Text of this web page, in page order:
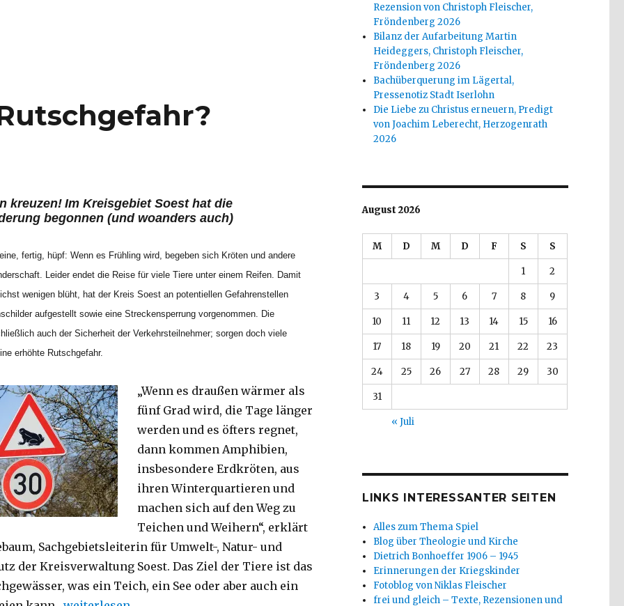
kreuzen! Im Kreisgebiet Soest hat die
begonnen (und woanders auch)
fertig, hüpf: Wenn es Frühling wird, begeben sich Kröten und andere
Leider endet die Reise für viele Tiere unter einem Reifen. Damit
wenigen blüht, hat der Kreis Soest an potentiellen Gefahrenstellen
aufgestellt sowie eine Streckensperrung vorgenommen. Die
auch der Sicherheit der Verkehrsteilnehmer; sorgen doch viele
erhöhte Rutschgefahr.
„Wenn es draußen wärmer als
fünf Grad wird, die Tage länger
werden und es öfters regnet,
dann kommen Amphibien,
insbesondere Erdkröten, aus
ihren Winterquartieren und
machen sich auf den Weg zu
Teichen und Weihern“, erklärt
Sachgebietsleiterin für Umwelt-, Natur- und
der Kreisverwaltung Soest. Das Ziel der Tiere ist das
was ein Teich, ein See oder aber auch ein
Rezension von Christoph Fleischer,
Fröndenberg 2026
Bilanz der Aufarbeitung Martin
Heideggers, Christoph Fleischer,
Fröndenberg 2026
Bachüberquerung im Lägertal,
Pressenotiz Stadt Iserlohn
Die Liebe zu Christus erneuern, Predigt
von Joachim Leberecht, Herzogenrath
2026
August 2026
M D M D F S S
1 2
3 4 5 6 7 8 9
10 11 12 13 14 15 16
17 18 19 20 21 22 23
24 25 26 27 28 29 30
31
« Juli
LINKS INTERESSANTER SEITEN
Alles zum Thema Spiel
Blog über Theologie und Kirche
Dietrich Bonhoeffer 1906 – 1945
Erinnerungen der Kriegskinder
Fotoblog von Niklas Fleischer
frei und gleich – Texte, Rezensionen und